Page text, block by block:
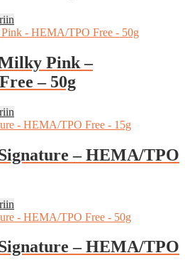
Pink –
– 50g
– HEMA/TPO
– HEMA/TPO